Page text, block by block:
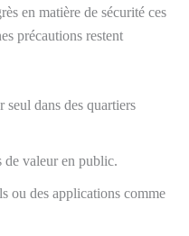
en matière de sécurité ces
précautions restent
seul dans des quartiers
de valeur en public.
ou des applications comme